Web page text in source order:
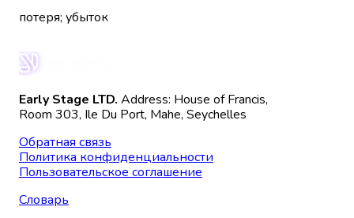
потеря; убыток
Early Stage LTD. Address: House of Francis,
Room 303, Ile Du Port, Mahe, Seychelles
Обратная связь
Политика конфиденциальности
Пользовательское соглашение
Словарь